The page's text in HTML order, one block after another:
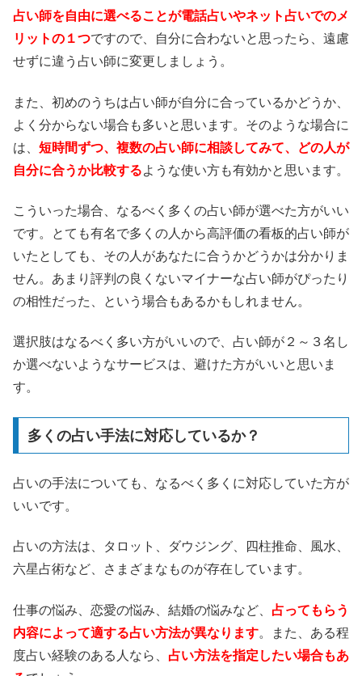
占い師を自由に選べることが電話占いやネット占いでのメ
リットの１つですので、自分に合わないと思ったら、遠慮
せずに違う占い師に変更しましょう。
また、初めのうちは占い師が自分に合っているかどうか、
よく分からない場合も多いと思います。そのような場合に
は、 短時間ずつ、複数の占い師に相談してみて、どの人が
自分に合うか比較するような使い方も有効かと思います。
こういった場合、なるべく多くの占い師が選べた方がいい
です。とても有名で多くの人から高評価の看板的占い師が
いたとしても、その人があなたに合うかどうかは分かりま
せん。あまり評判の良くないマイナーな占い師がぴったり
の相性だった、という場合もあるかもしれません。
選択肢はなるべく多い方がいいので、占い師が２～３名し
か選べないようなサービスは、避けた方がいいと思いま
す。
多くの占い手法に対応しているか？
占いの手法についても、なるべく多くに対応していた方が
いいです。
占いの方法は、タロット、ダウジング、四柱推命、風水、
六星占術など、さまざまなものが存在しています。
仕事の悩み、恋愛の悩み、結婚の悩みなど、 占ってもらう
内容によって適する占い方法が異なります。また、ある程
度占い経験のある人なら、 占い方法を指定したい場合もあ